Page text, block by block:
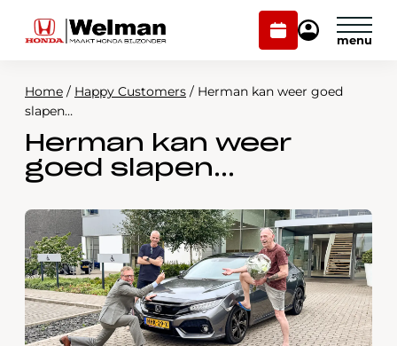
Plan
onderhoud
Mijn
Modellen
Voorraad
Over ons
Webshop
Contact
Plan onderhoud
Home / Happy Customers / Herman kan weer goed
slapen…
Herman kan weer
goed slapen…